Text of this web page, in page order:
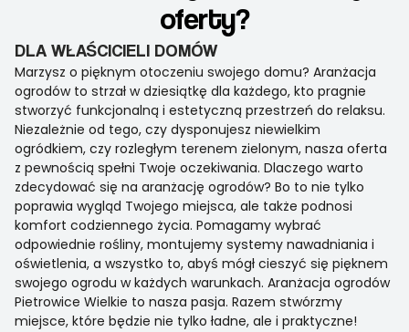
oferty?
DLA WŁAŚCICIELI DOMÓW
Marzysz o pięknym otoczeniu swojego domu? Aranżacja
ogrodów to strzał w dziesiątkę dla każdego, kto pragnie
stworzyć funkcjonalną i estetyczną przestrzeń do relaksu.
Niezależnie od tego, czy dysponujesz niewielkim
ogródkiem, czy rozległym terenem zielonym, nasza oferta
z pewnością spełni Twoje oczekiwania. Dlaczego warto
zdecydować się na aranżację ogrodów? Bo to nie tylko
poprawia wygląd Twojego miejsca, ale także podnosi
komfort codziennego życia. Pomagamy wybrać
odpowiednie rośliny, montujemy systemy nawadniania i
oświetlenia, a wszystko to, abyś mógł cieszyć się pięknem
swojego ogrodu w każdych warunkach. Aranżacja ogrodów
Pietrowice Wielkie to nasza pasja. Razem stwórzmy
miejsce, które będzie nie tylko ładne, ale i praktyczne!